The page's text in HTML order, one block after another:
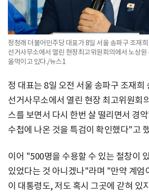
정청래 더불어민주당 대표가 8일 서울 송파구 조재
선거사무소에서 열린 현장최고위원회의에서 노상원
울먹이고 있다./뉴스1
정 대표는 8일 오전 서울 송파구 조재희
선거사무소에서 열린 현장 최고위원회
스를 보면서 다시 한번 살 떨리면서 경
수첩에 나온 것을 특검이 확인했다"고
이어 "500명을 수용할 수 있는 철창이
있었다는 것 아니겠나"라며 "만약 계엄
이 대통령도, 저도 혹시 그곳에 갇혀 있